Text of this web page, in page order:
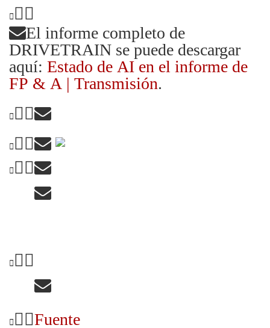
El informe completo de
DRIVETRAIN se puede descargar
aquí: Estado de AI en el informe de
FP & A | Transmisión.
Fuente